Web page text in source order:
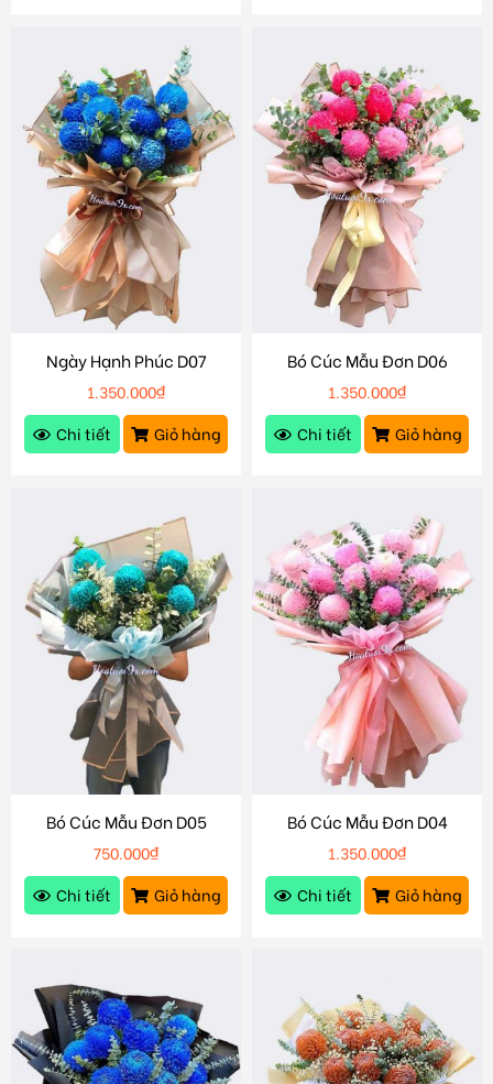
Ngày Hạnh Phúc D07
1.350.000₫
Chi tiết
Giỏ hàng
Bó Cúc Mẫu Đơn D06
1.350.000₫
Chi tiết
Giỏ hàng
Bó Cúc Mẫu Đơn D05
750.000₫
Chi tiết
Giỏ hàng
Bó Cúc Mẫu Đơn D04
1.350.000₫
Chi tiết
Giỏ hàng